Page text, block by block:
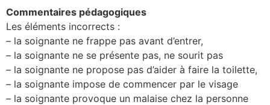
Commentaires pédagogiques
Les éléments incorrects :
– la soignante ne frappe pas avant d’entrer,
– la soignante ne se présente pas, ne sourit pas
– la soignante ne propose pas d’aider à faire la toilette,
– la soignante impose de commencer par le visage
– la soignante provoque un malaise chez la personne